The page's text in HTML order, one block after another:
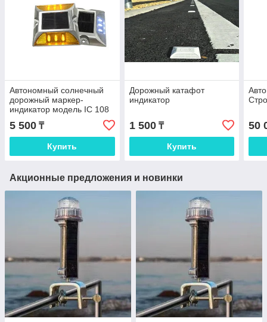
Автономный солнечный
дорожный маркер-
индикатор модель IC 108
5 500 ₸
Купить
Дорожный катафот
индикатор
1 500₸
Купить
50
Акционные предложения и новинки